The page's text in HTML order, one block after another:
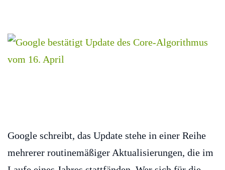
Google schreibt, das Update stehe in einer Reihe
mehrerer routinemäßiger Aktualisierungen, die im